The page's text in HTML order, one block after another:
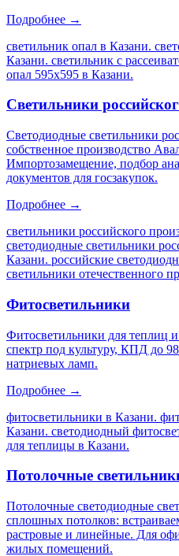
Подробнее →
светильник опал в Казани.
Казани. светильник с
опал 595х595 в Казани.
Светильники
Светодиодные светильники
собственное производство
Импортозамещение, подбор
документов для госзакупок.
Подробнее →
светильники российского
светодиодные светильники
Казани. российские
светильники отечественного
Фитосветильники
Фитосветильники для теплиц
спектр под культуру, КПД до
натриевых ламп.
Подробнее →
фитосветильники в Казани.
Казани. светодиодный
для теплицы в Казани.
Потолочные
Потолочные светодиодные
сплошных потолков:
растровые и линейные. Для
жилых помещений.